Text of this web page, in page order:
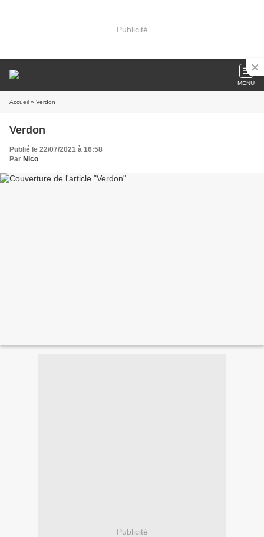
Publicité
MENU
Accueil » Verdon
Verdon
Publié le 22/07/2021 à 16:58
Par Nico
Publicité